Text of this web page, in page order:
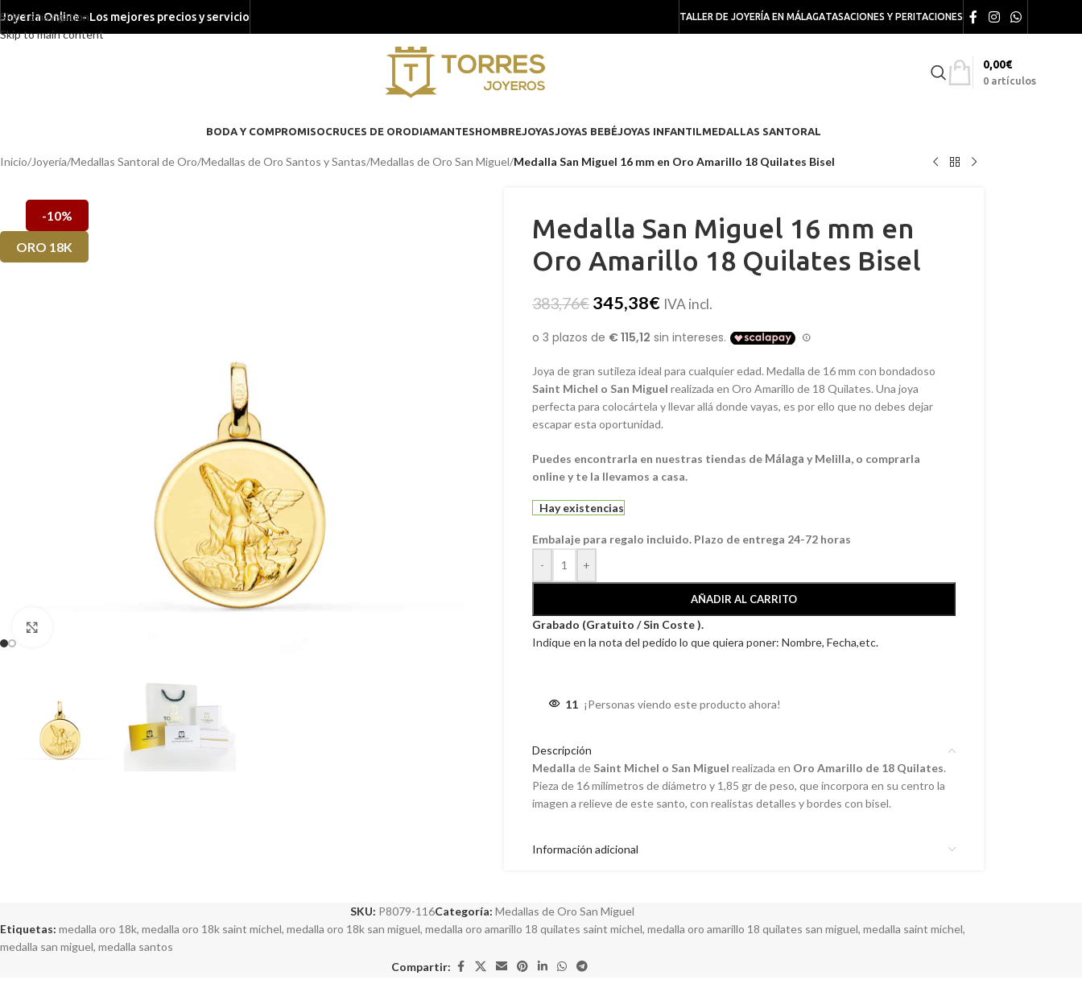
Skip to navigation
Skip to main content
Joyeria Online - Los mejores precios y servicio TALLER DE JOYERÍA EN MÁLAGATASACIONES Y PERITACIONES
0 artículos
0,00€
BODA Y COMPROMISOCRUCES DE ORODIAMANTESHOMBREJOYASJOYAS BEBÉJOYAS INFANTILMEDALLAS SANTORAL
Inicio/Joyería/Medallas Santoral de Oro/Medallas de Oro Santos y Santas/Medallas de Oro San Miguel/Medalla San Miguel 16 mm en Oro Amarillo 18 Quilates Bisel
-10%
ORO 18K
Medalla San Miguel 16 mm en
Oro Amarillo 18 Quilates Bisel
383,76€ 345,38€ IVA incl.
Joya de gran sutileza ideal para cualquier edad. Medalla de 16 mm con bondadoso
Saint Michel o San Miguel realizada en Oro Amarillo de 18 Quilates. Una joya
perfecta para colocártela y llevar allá donde vayas, es por ello que no debes dejar
escapar esta oportunidad.
Puedes encontrarla en nuestras tiendas de Málaga y Melilla, o comprarla
online y te la llevamos a casa.
Hay existencias
Embalaje para regalo incluido. Plazo de entrega 24-72 horas
-
+
AÑADIR AL CARRITO
Grabado (Gratuito / Sin Coste ).
Indique en la nota del pedido lo que quiera poner: Nombre, Fecha,etc.
11 ¡Personas viendo este producto ahora!
Descripción
Medalla deSaint Michel o San Miguel realizada en Oro Amarillo de 18 Quilates.
Pieza de 16 milímetros de diámetro y 1,85 gr de peso, que incorpora en su centro la
imagen a relieve de este santo, con realistas detalles y bordes con bisel.
Información adicional
SKU: P8079-116Categoría: Medallas de Oro San Miguel
Etiquetas: medalla oro 18k, medalla oro 18k saint michel, medalla oro 18k san miguel, medalla oro amarillo 18 quilates saint michel, medalla oro amarillo 18 quilates san miguel, medalla saint michel,
medalla san miguel, medalla santos
Compartir: